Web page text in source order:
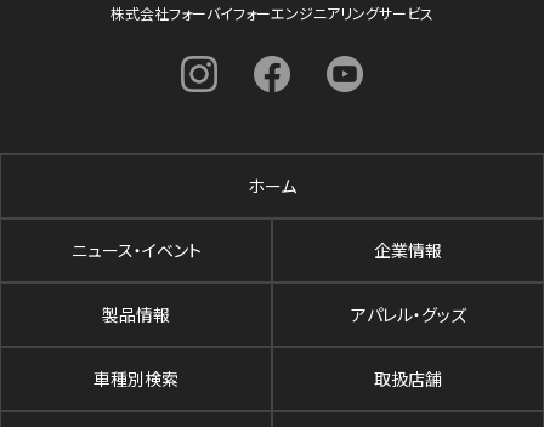
株式会社フォーバイフォーエンジニアリングサービス
ホーム
ニュース・イベント 企業情報
製品情報 アパレル・グッズ
車種別検索 取扱店舗